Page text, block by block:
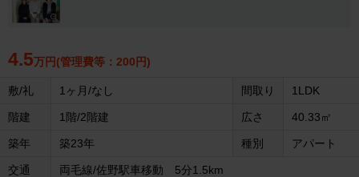
4.5万円(管理費等：200円)
敷/礼 1ヶ月/なし 間取り 1LDK
階建 1階/2階建 広さ 40.33㎡
築年 築23年 種別 アパート
交通 両毛線/佐野駅車移動 5分1.5km